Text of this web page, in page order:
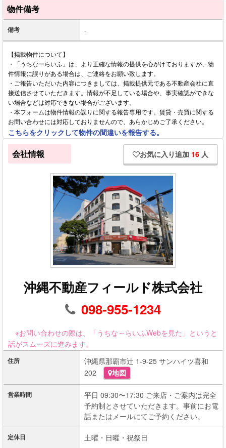
物件備考
備考 -
【掲載物件について】
・「うちなーらいふ」は、より正確な情報の提供を心がけておりますが、物
件情報に誤りがある場合は、ご連絡をお願い致します。
・ご報告いただいた内容につきましては、掲載提供元である不動産会社に直
接送信させていただきます。情報が不足している場合や、事実確認ができな
い場合などは対応できない場合がございます。
・本フォームは物件情報の誤りに関する報告専用です。賃貸・売買に関する
お問い合わせには対応しておりませんので、あらかじめご了承ください。
こちらをクリックして物件の間違いを報告する。
会社情報 お気に入り追加 16 人
沖縄不動産フィールド株式会社
098-955-1234
※お問い合わせの際は、「うちな～らいふWebを見た」というと
話がスムーズに進みます。
住所
沖縄県那覇市辻 1-9-25 サンハイツ喜和
202
地図
営業時間
平日 09:30〜17:30 ご来店・ご案内は完全
予約制とさせていただきます。事前にお電
話またはメールにてご予約ください。
定休日 土曜・日曜・祝祭日